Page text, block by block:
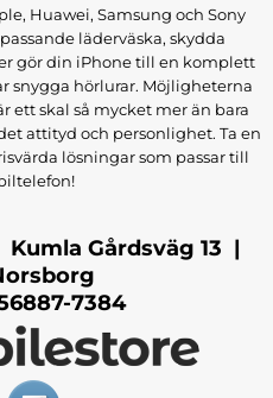
Huawei, Samsung och Sony
läderväska, skydda
gör din iPhone till en komplett
snygga hörlurar. Möjligheterna
ett skal så mycket mer än bara
attityd och personlighet. Ta en
lösningar som passar till
Gårdsväg 13 |
7384